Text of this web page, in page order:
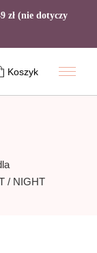
zł (nie dotyczy
Koszyk
/ NIGHT